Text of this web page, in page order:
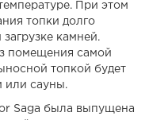
При этом
топки долго
камней.
помещения самой
топкой будет
или сауны.
Saga была выпущена